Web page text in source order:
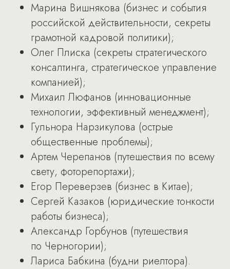
Марина Вишнякова (бизнес и события
российской действительности, секреты
грамотной кадровой политики);
Олег Плиска (секреты стратегического
консалтинга, стратегическое управление
компанией);
Михаил Люфанов (инновационные
технологии, эффективный менеджмент);
Гульнора Нарзикулова (острые
общественные проблемы);
Артем Черепанов (путешествия по всему
свету, фоторепортажи);
Егор Переверзев (бизнес в Китае);
Сергей Казаков (юридические тонкости
работы бизнеса);
Александр Горбунов (путешествия
по Черногории);
Лариса Бабкина (будни риелтора).